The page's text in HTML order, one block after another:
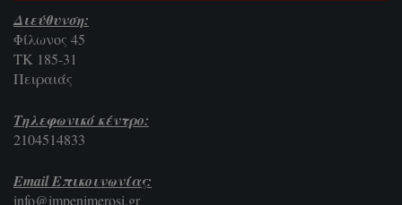
Διεύθυνση:
Φίλωνος 45
ΤΚ 185-31
Πειραιάς
Τηλεφωνικό κέντρο:
2104514833
Email Επικοινωνίας:
info@impenimerosi.gr